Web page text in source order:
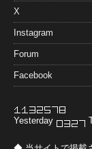
X
Instagram
Forum
Facebook
Yesterday